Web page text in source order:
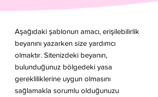
Aşağıdaki şablonun amacı, erişilebilirlik
beyanını yazarken size yardımcı
olmaktır. Sitenizdeki beyanın,
bulunduğunuz bölgedeki yasa
gerekliliklerine uygun olmasını
sağlamakla sorumlu olduğunuzu